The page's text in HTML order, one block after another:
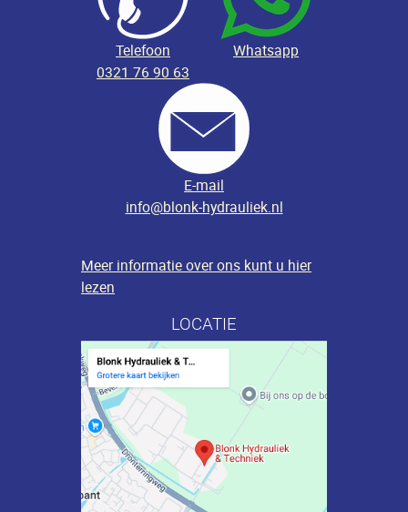
Telefoon
Whatsapp
0321 76 90 63
E-mail
info@blonk-hydrauliek.nl
Meer informatie over ons kunt u hier
lezen
LOCATIE